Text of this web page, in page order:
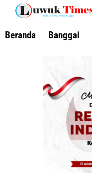
Lewati
konten
Beranda Banggai